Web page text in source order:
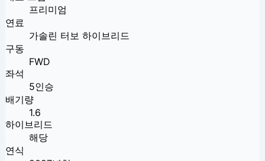
프리미엄
연료
가솔린 터보 하이브리드
구동
FWD
좌석
5인승
배기량
1.6
하이브리드
해당
연식